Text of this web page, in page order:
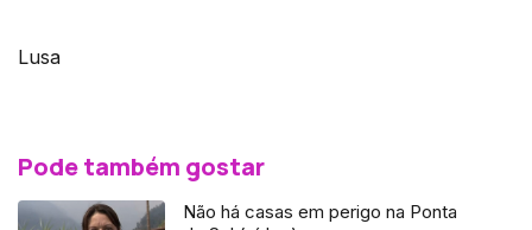
Lusa
Pode também gostar
Não há casas em perigo na Ponta